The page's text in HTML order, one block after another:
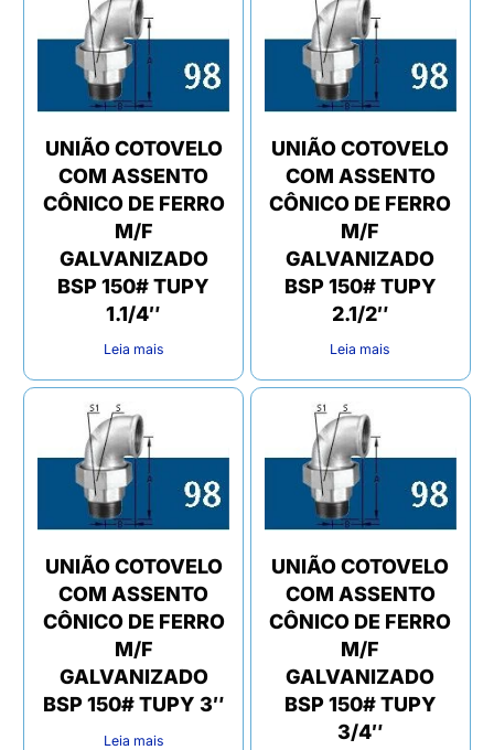
UNIÃO COTOVELO
COM ASSENTO
CÔNICO DE FERRO
M/F
GALVANIZADO
BSP 150# TUPY
1.1/4″
Leia mais
UNIÃO COTOVELO
COM ASSENTO
CÔNICO DE FERRO
M/F
GALVANIZADO
BSP 150# TUPY
2.1/2″
Leia mais
UNIÃO COTOVELO
COM ASSENTO
CÔNICO DE FERRO
M/F
GALVANIZADO
BSP 150# TUPY 3″
Leia mais
UNIÃO COTOVELO
COM ASSENTO
CÔNICO DE FERRO
M/F
GALVANIZADO
BSP 150# TUPY
3/4″